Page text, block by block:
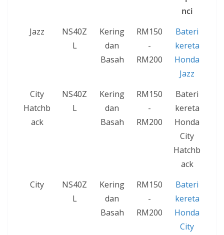
nci
Jazz
NS40Z
L
Kering
dan
Basah
RM150
-
RM200
Bateri
kereta
Honda
Jazz
City
Hatchb
ack
NS40Z
L
Kering
dan
Basah
RM150
-
RM200
Bateri
kereta
Honda
City
Hatchb
ack
City
NS40Z
L
Kering
dan
Basah
RM150
-
RM200
Bateri
kereta
Honda
City